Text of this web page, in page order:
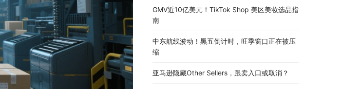
GMV近10亿美元！TikTok Shop 美区美妆选品指
南
中东航线波动！黑五倒计时，旺季窗口正在被压
缩
亚马逊隐藏Other Sellers，跟卖入口或取消？